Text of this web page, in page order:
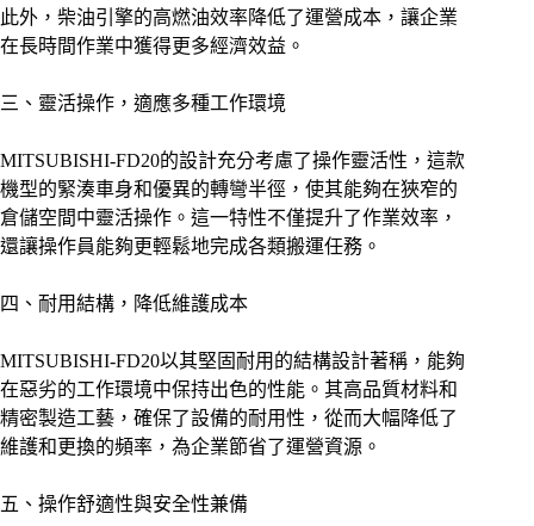
此外，柴油引擎的高燃油效率降低了運營成本，讓企業
在長時間作業中獲得更多經濟效益。
三、靈活操作，適應多種工作環境
MITSUBISHI-FD20的設計充分考慮了操作靈活性，這款
機型的緊湊車身和優異的轉彎半徑，使其能夠在狹窄的
倉儲空間中靈活操作。這一特性不僅提升了作業效率，
還讓操作員能夠更輕鬆地完成各類搬運任務。
四、耐用結構，降低維護成本
MITSUBISHI-FD20以其堅固耐用的結構設計著稱，能夠
在惡劣的工作環境中保持出色的性能。其高品質材料和
精密製造工藝，確保了設備的耐用性，從而大幅降低了
維護和更換的頻率，為企業節省了運營資源。
五、操作舒適性與安全性兼備